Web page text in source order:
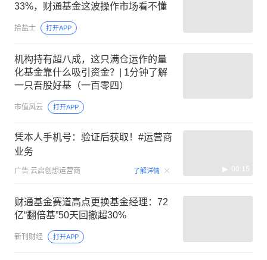
33%，财通基金这波操作市场看不懂
拾盐士 打开APP
机构持有超八成，这只满仓运作的量
化基金靠什么吸引资金？| 1分钟了解
一只吾股好基（一百零四）
市值风云 打开APP
凭本人手机号：验证后获取！#运营商
业务
广告 云启创想运营商 了解详情 00:15
财通基金赛道高点更换基金经理：72
亿“翻倍基”50天回撤超30%
新刊财经 打开APP